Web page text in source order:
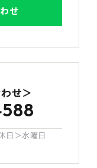
せ
せ＞
日＞水曜日